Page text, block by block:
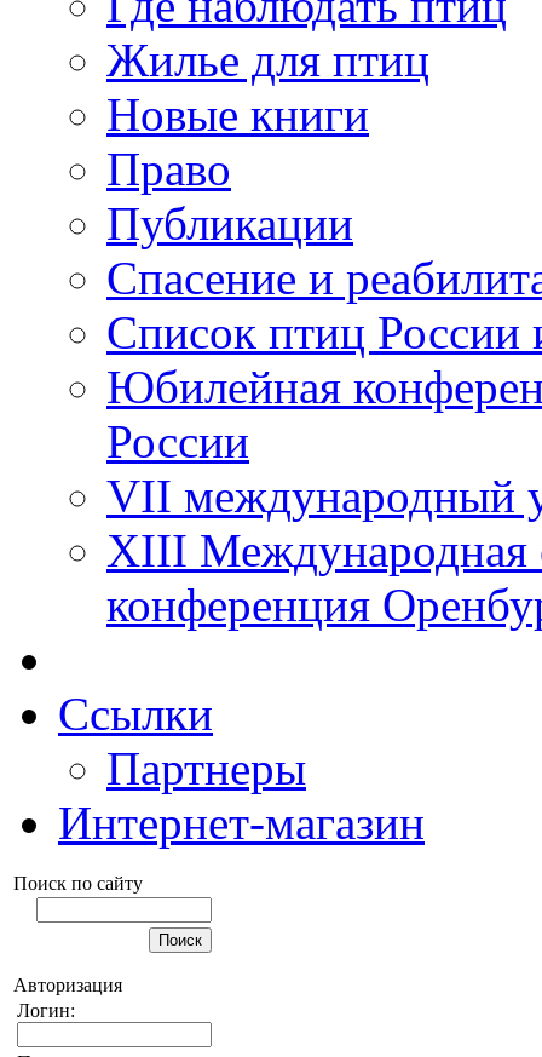
Жилье для птиц
Новые книги
Право
Публикации
Спасение и
Список птиц России
Юбилейная
России
VII международный
XIII Международная
конференция
Ссылки
Партнеры
Интернет-магазин
Поиск по сайту
Авторизация
Логин: